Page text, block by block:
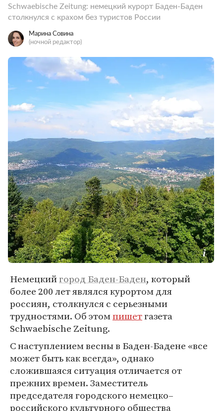
Schwaebische Zeitung: немецкий курорт Баден-Баден
столкнулся с крахом без туристов России
Марина Совина
(ночной редактор)
Немецкийгород Баден-Баден, который
более 200 лет являлся курортом для
россиян, столкнулся с серьезными
трудностями. Об этомпишетгазета
Schwaebische Zeitung.
С наступлением весны в Баден-Бадене «все
может быть как всегда», однако
сложившаяся ситуация отличается от
прежних времен. Заместитель
председателя городского немецко–
российского культурного общества